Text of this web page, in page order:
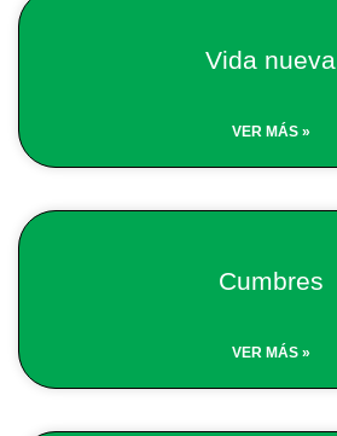
Vida nueva
VER MÁS »
Cumbres
VER MÁS »